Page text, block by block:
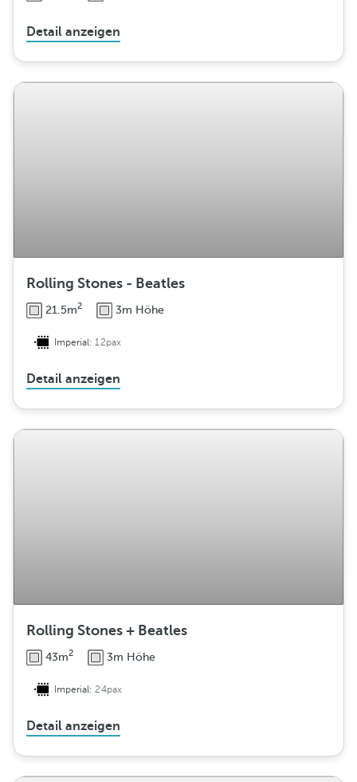
Detail anzeigen
Rolling Stones - Beatles
21.5m2 3m Höhe
Imperial:12pax
Detail anzeigen
Rolling Stones + Beatles
43m2 3m Höhe
Imperial:24pax
Detail anzeigen